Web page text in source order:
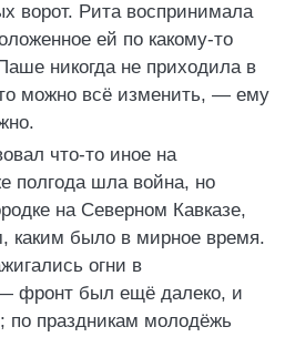
ворот. Рита воспринимала
ей по какому-то
никогда не приходила в
можно всё изменить, — ему
что-то иное на
полгода шла война, но
на Северном Кавказе,
каким было в мирное время.
огни в
фронт был ещё далеко, и
по праздникам молодёжь